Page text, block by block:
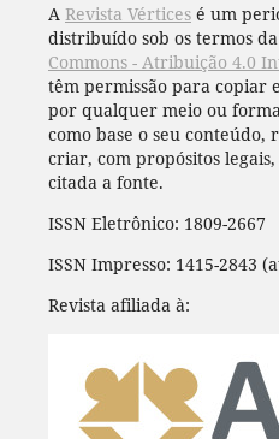
A Revista Vérticesé um
distribuído sob os termos da
Commons - Atribuição 4.0
têm permissão para copiar
por qualquer meio ou
como base o seu
criar, com propósitos
citada a fonte.
ISSN Eletrônico: 1809-2667
ISSN Impresso: 1415-2843
Revista afiliada à: